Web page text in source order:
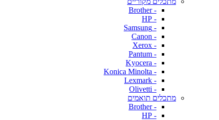
- Brother
- HP
- Samsung
- Canon
- Xerox
- Pantum
- Kyocera
- Konica Minolta
- Lexmark
- Olivetti
מתכלים תואמים
- Brother
- HP